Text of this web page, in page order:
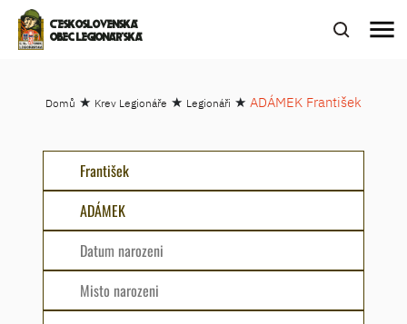
ČESKOSLOVENSKÁ
OBEC LEGIONÁŘSKÁ
menu
Domů ★ Krev Legionáře ★ Legionáři ★ ADÁMEK František